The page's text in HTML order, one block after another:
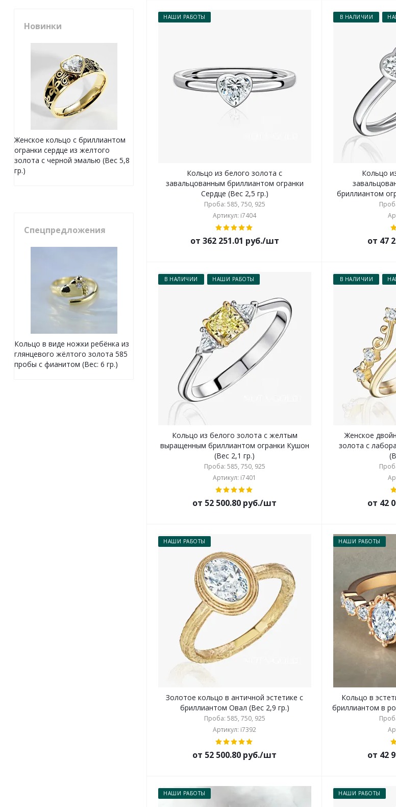
НАШИ РАБОТЫ
Кольцо из белого золота с
завальцованным бриллиантом огранки
Сердце (Вес 2,5 гр.)
Проба: 585, 750, 925
Артикул: i7404
от 362 251.01 руб./шт
В НАЛИЧИИ
Кольцо
бриллиантом
от 47
В НАЛИЧИИ НАШИ РАБОТЫ
Кольцо из белого золота с желтым
выращенным бриллиантом огранки Кушон
(Вес 2,1 гр.)
Проба: 585, 750, 925
Артикул: i7401
от 52 500.80 руб./шт
В НАЛИЧИИ
Женское
золота с лабораторными бриллиантами
от 42
НАШИ РАБОТЫ
Золотое кольцо в античной эстетике с
бриллиантом Овал (Вес 2,9 гр.)
Проба: 585, 750, 925
Артикул: i7392
от 52 500.80 руб./шт
НАШИ РАБОТЫ
Кольцо в
бриллиантом в
от 42
НАШИ РАБОТЫ НАШИ РАБОТЫ
Новинки
Женское кольцо с бриллиантом
огранки сердце из желтого
золота с черной эмалью (Вес 5,8
гр.)
Спецпредложения
Кольцо в виде ножки ребёнка из
глянцевого жёлтого золота 585
пробы с фианитом (Вес: 6 гр.)